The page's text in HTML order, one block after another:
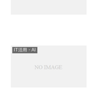
IT活用・AI